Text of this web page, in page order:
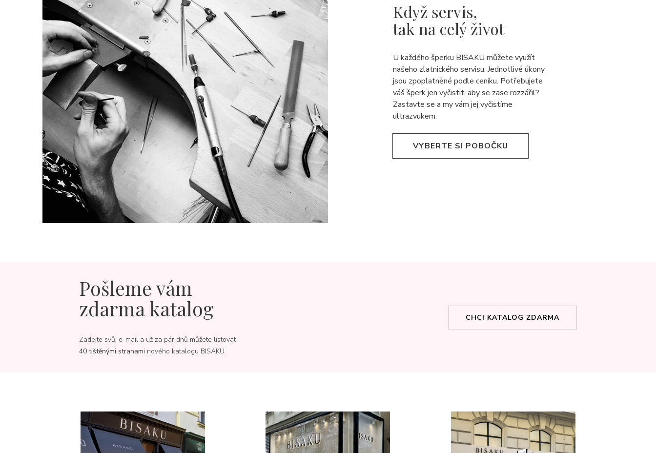
Když servis,
tak na celý život
U každého šperku BISAKU můžete využít
našeho zlatnického servisu. Jednotlivé úkony
jsou zpoplatněné podle ceníku. Potřebujete
váš šperk jen vyčistit, aby se zase rozzářil?
Zastavte se a my vám jej vyčistíme
ultrazvukem.
VYBERTE SI POBOČKU
Pošleme vám
zdarma katalog
Zadejte svůj e-mail a už za pár dnů můžete listovat
40 tištěnými stranami nového katalogu BISAKU.
CHCI KATALOG ZDARMA